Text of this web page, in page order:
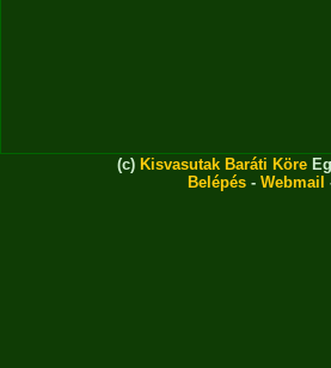
(c) Kisvasutak Baráti Köre
Belépés - Webmail